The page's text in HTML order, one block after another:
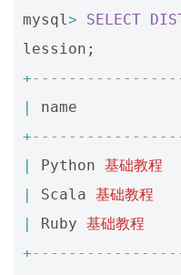
mysql> SELECT
lession ;
+
|
name
+
|
Python 基础教程
|
Scala 基础教程
|
Ruby 基础教程
+